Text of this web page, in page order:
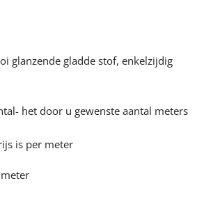
glanzende gladde stof, enkelzijdig
het door u gewenste aantal meters
is per meter